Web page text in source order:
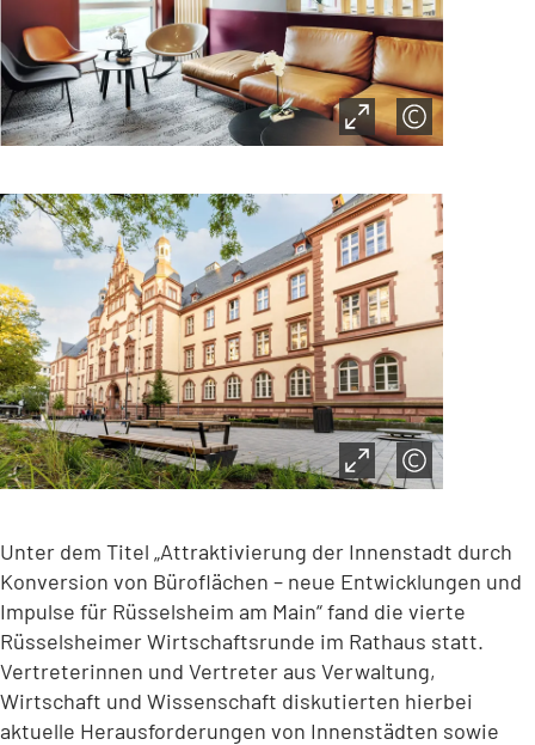
Unter dem Titel „Attraktivierung der Innenstadt durch
Konversion von Büroflächen – neue Entwicklungen und
Impulse für Rüsselsheim am Main“ fand die vierte
Rüsselsheimer Wirtschaftsrunde im Rathaus statt.
Vertreterinnen und Vertreter aus Verwaltung,
Wirtschaft und Wissenschaft diskutierten hierbei
aktuelle Herausforderungen von Innenstädten sowie